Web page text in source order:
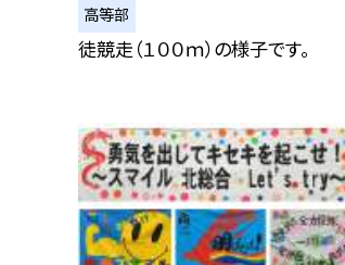
高等部
徒競走（１００ｍ）の様子です。